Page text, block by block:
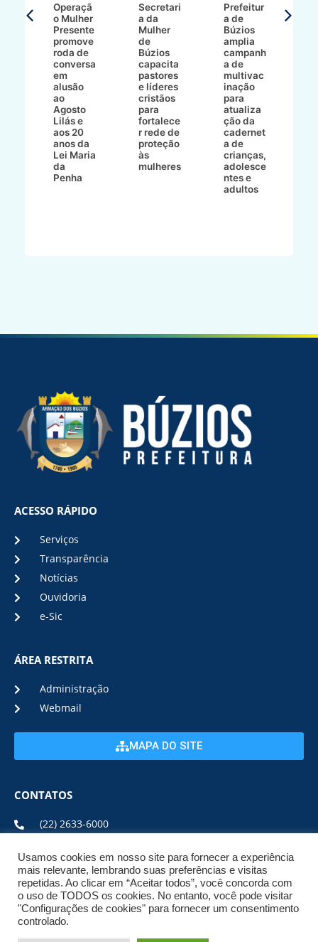
Operaçã
o Mulher
Presente
promove
roda de
conversa
em
alusão
ao
Agosto
Lilás e
aos 20
anos da
Lei Maria
da
Penha
Secretari
a da
Mulher
de
Búzios
capacita
pastores
e líderes
cristãos
para
fortalece
r rede de
proteção
às
mulheres
Prefeitur
a de
Búzios
amplia
campanh
a de
multivac
inação
para
atualiza
ção da
cadernet
a de
crianças,
adolesce
ntes e
adultos
ACESSO RÁPIDO
Serviços
Transparência
Notícias
Ouvidoria
e-Sic
ÁREA RESTRITA
Administração
Webmail
MAPA DO SITE
CONTATOS
(22) 2633-6000
ENDEREÇO E HORÁRIO
ESTRADA DA USINA, Nº 600 CENTRO, CEP: 28950-000
DE SEGUNDA A SEXTA DE 08:00 ÀS 17:00
Usamos cookies em nosso site para fornecer a experiência
mais relevante, lembrando suas preferências e visitas
repetidas. Ao clicar em “Aceitar todos”, você concorda com
o uso de TODOS os cookies. No entanto, você pode visitar
"Configurações de cookies" para fornecer um consentimento
controlado.